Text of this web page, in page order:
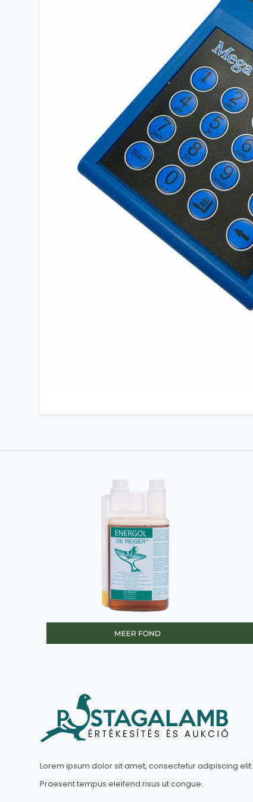
Lorem ipsum dolor sit amet, consectetur adipiscing elit.
Praesent tempus eleifend risus ut congue.